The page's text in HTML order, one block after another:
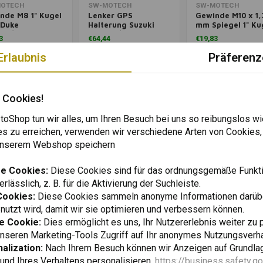
hinzufügen
M8 1" Kugel
390 ('11-'22)
Wunschzettel
Zum Warenkorb hinzufügen
SW-MOTECH
Lenker GPS
Halterung Suzuki
DL1000 /V-Strom
1050/Honda CB 1100
€64,44
Wunschzettel
Zum Warenkorb
SW-MOTECH
Gewinde M10 x
mm Spiegel 1"
| Schwarz
€19,83
hinzufügen
GPS-
|
Zum Warenkorb hinzufügen
GARMIN
Motorleistungskabel
XT
Zum Warenkorb
SW-MOTECH
Gewinde M6 1"
| Schwarz
€19,83
tun wir alles, um Ihren Besuch bei uns so reibungslos
zu erreichen, verwenden wir verschiedene Arten von
Webshop speichern
Cookies: Diese Cookies sind für das ordnungsgemäße
z. B. für die Aktivierung der Suchleiste.
Diese Cookies sammeln anonyme Informationen
wird, damit wir sie optimieren und verbessern können.
Cookie: Dies ermöglicht es uns, Ihr Nutzererlebnis weiter zu
Marketing-Tools Zugriff auf Ihr anonymes
Nach Ihrem Besuch können wir Anzeigen auf
Ihres Verhaltens personalisieren. https://